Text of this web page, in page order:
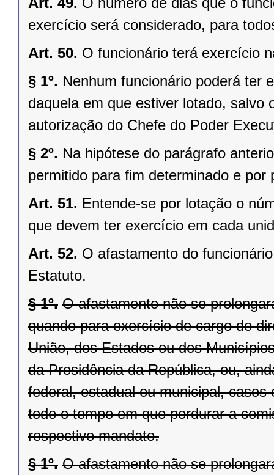
exercício será considerado, para
Art. 50. O funcionário terá exercício
§ 1º. Nenhum funcionário poderá ter
daquela em que estiver lotado,
autorização do Chefe do Poder
§ 2º. Na hipótese do parágrafo
permitido para fim determinado e por
Art. 51. Entende-se por lotação o
que devem ter exercício em cada
Art. 52. O afastamento do
Estatuto.
§ 1º. O afastamento não se
quando para exercício de cargo de
União, dos Estados ou dos
da Presidência da República, ou,
federal, estadual ou municipal,
todo o tempo em que perdurar a
respectivo mandato.
§ 1º. O afastamento não se